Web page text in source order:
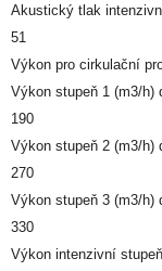
Akustický tlak
51
Výkon pro cirkulační
Výkon stupeň 1 (m3/h)
190
Výkon stupeň 2 (m3/h)
270
Výkon stupeň 3 (m3/h)
330
Výkon intenzivní